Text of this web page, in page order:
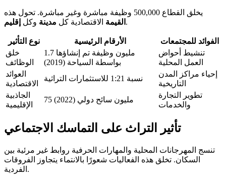
يخلق القطاع 500,000 وظيفة مباشرة وغير مباشرة. تحول هذه
القيمة الاقتصادية كل مدينة وكل إقليم .
نوع التأثير الأرقام الرئيسية
الفوائد للمجتمعات
خلق
الوظائف
1.7 مليون وظيفة تم إنشاؤها
بواسطة السياحة (2019)
تنشيط أحواض
العمل المحلية
العوائد
الاقتصادية
نسبة 1:21 للاستثمارات التراثية
إحياء مراكز المدن
التاريخية
الجاذبية
الإقليمية
75 مليون سائح دولي (2022)
تطوير التجارة
والخدمات
تأثير التراث على التماسك الاجتماعي
تنسج المهرجانات المحلية والمهارات الحرفية روابط غير مرئية بين
السكان. تخلق هذه الفعاليات شعورًا بالانتماء يتجاوز الفروقات
الفردية.